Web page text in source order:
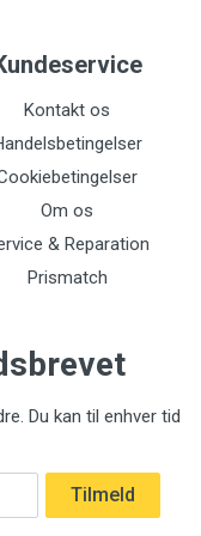
Kontakt os
Om os
& Reparation
Prismatch
Du kan til enhver tid
Tilmeld